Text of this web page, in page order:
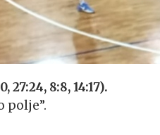
27:24, 8:8, 14:17).
polje”.